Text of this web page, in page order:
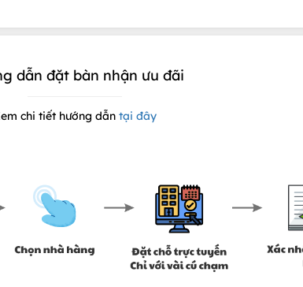
dẫn đặt bàn nhận ưu đãi
chi tiết hướng dẫn tại đây